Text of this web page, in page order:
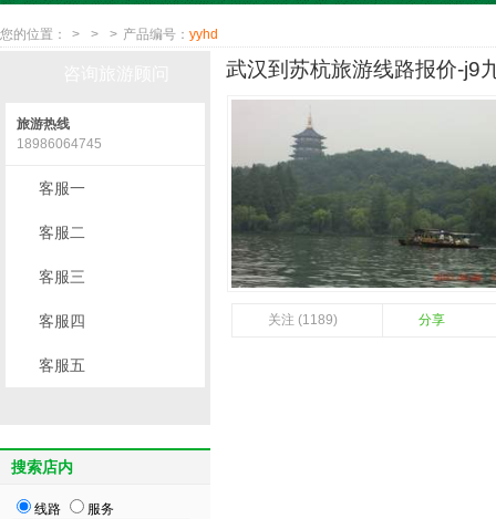
您的位置： > > > 产品编号： yyhd
武汉到苏杭旅游线路报价-j9
关注 (1189) 分享
旅游热线
18986064745
客服一
客服二
客服三
客服四
客服五
搜索店内
线路 服务